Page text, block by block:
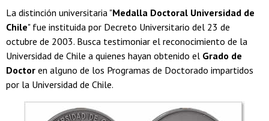
La distinción universitaria "Medalla Doctoral Universidad de
Chile" fue instituida por Decreto Universitario del 23 de
octubre de 2003. Busca testimoniar el reconocimiento de la
Universidad de Chile a quienes hayan obtenido el Grado de
Doctor en alguno de los Programas de Doctorado impartidos
por la Universidad de Chile.